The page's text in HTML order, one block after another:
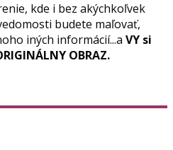
kde i bez akýchkoľvek
budete maľovať,
iných informácií...a VY si
OBRAZ.